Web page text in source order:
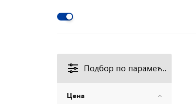
Подбор по параметрам
Цена